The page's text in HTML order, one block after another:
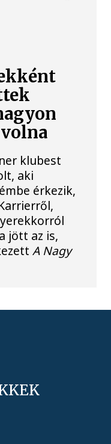
klubest
aki
érkezik,
jött az is,
A Nagy